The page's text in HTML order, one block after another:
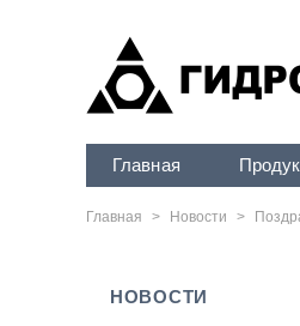
Главная
Главная > Новости >
НОВОСТИ
06.03.2026
женским
комплекс
условиях
20.02.2026
Отечества!